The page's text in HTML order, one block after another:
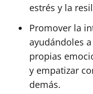
estrés y la
Promover la
ayudándoles
propias
y empatizar
demás.